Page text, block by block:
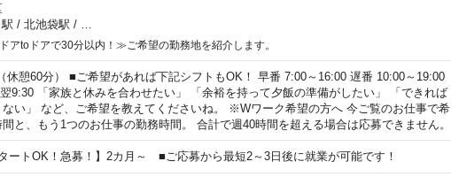
/ 北池袋駅 /
アtoドアで30分以内！≫ご希望の勤務地を紹介します。
休憩60分） ■ご希望があれば下記シフトもOK！ 早番 7:00～16:00 遅番 10:00～19:00
9:30 「家族と休みを合わせたい」 「余裕を持って夕飯の準備がしたい」 「できれば
い」 など、ご希望を教えてくださいね。 ※Wワーク希望の方へ 今ご覧のお仕事で希
と、もう1つのお仕事の勤務時間。 合計で週40時間を超える場合は応募できません。
タートOK！急募！】2カ月～ ■ご応募から最短2～3日後に就業が可能です！